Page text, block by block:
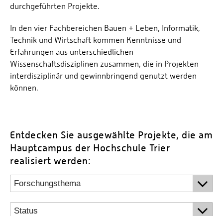
durchgeführten Projekte.
In den vier Fachbereichen Bauen + Leben, Informatik,
Technik und Wirtschaft kommen Kenntnisse und
Erfahrungen aus unterschiedlichen
Wissenschaftsdisziplinen zusammen, die in Projekten
interdisziplinär und gewinnbringend genutzt werden
können.
Entdecken Sie ausgewählte Projekte, die am
Hauptcampus der Hochschule Trier
realisiert werden: